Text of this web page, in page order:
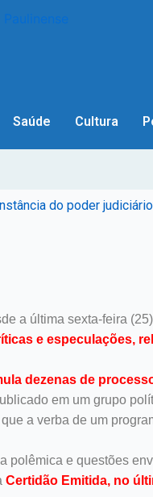
Saúde Cultura
do poder
a última sexta-feira
e especulações,
dezenas de
em um grupo
a verba de um
polêmica e questões
Certidão Emitida, no